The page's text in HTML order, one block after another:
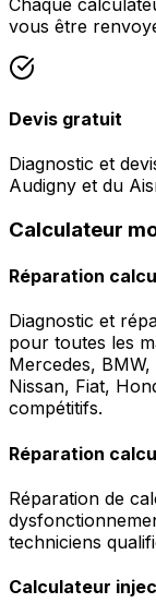
vous être
Devis gratuit
Diagnostic et
Audigny et du
Calculateur
Réparation
Diagnostic et
pour toutes les
Mercedes,
Nissan, Fiat,
compétitifs.
Réparation
Réparation de
techniciens
Calculateur